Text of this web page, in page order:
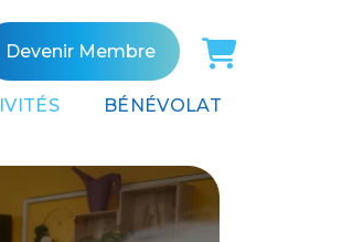
Devenir Membre Panier
BÉNÉVOLAT